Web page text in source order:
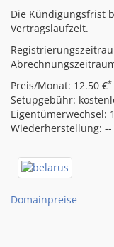
Die Kündigungsfrist
Vertragslaufzeit.
Preis/Monat: 12.50 €*
Setupgebühr:
Eigentümerwechsel:
Wiederherstellung: --
Domainpreise